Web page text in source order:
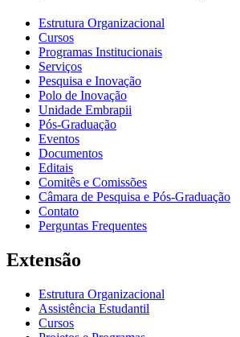
Estrutura Organizacional
Cursos
Programas Institucionais
Serviços
Pesquisa e Inovação
Polo de Inovação
Unidade Embrapii
Pós-Graduação
Eventos
Documentos
Editais
Comitês e Comissões
Câmara de Pesquisa e Pós-Graduação
Contato
Perguntas Frequentes
Extensão
Estrutura Organizacional
Assistência Estudantil
Cursos